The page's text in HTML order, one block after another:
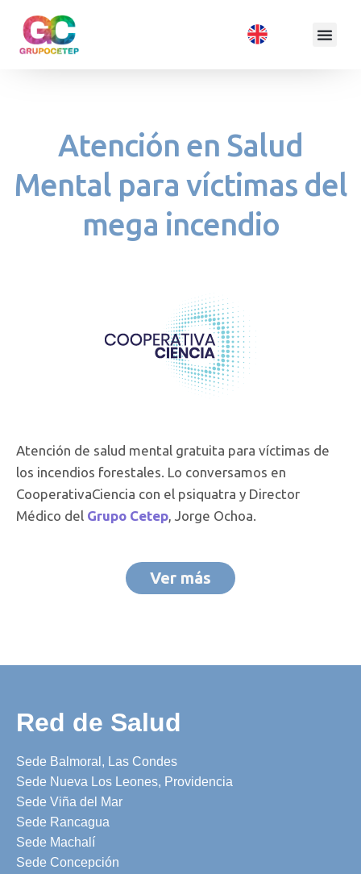
Atención en Salud
Mental para víctimas del
mega incendio
Atención de salud mental gratuita para víctimas de
los incendios forestales. Lo conversamos en
CooperativaCiencia con el psiquatra y Director
Médico del Grupo Cetep, Jorge Ochoa.
Ver más
Red de Salud
Sede Balmoral, Las Condes
Sede Nueva Los Leones, Providencia
Sede Viña del Mar
Sede Rancagua
Sede Machalí
Sede Concepción